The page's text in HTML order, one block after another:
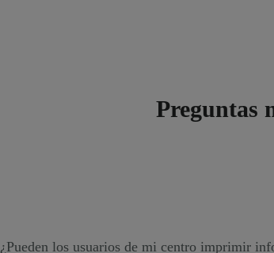
Preguntas
¿Pueden los usuarios de mi centro imprimir